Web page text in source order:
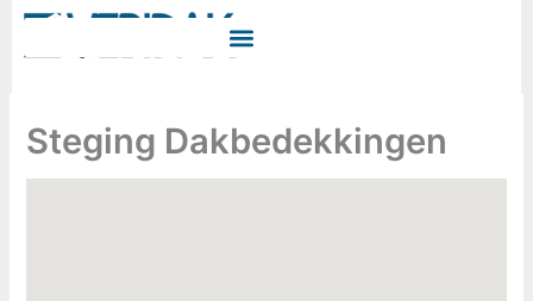
Steging Dakbedekkingen